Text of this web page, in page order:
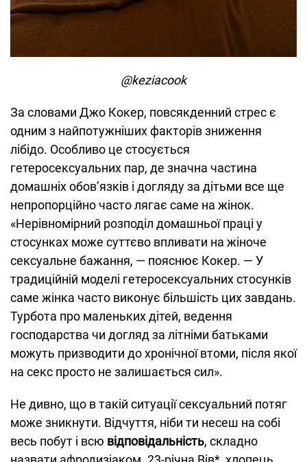
@keziacook
За словами Джо Кокер, повсякденний стрес є
одним з найпотужніших факторів зниження
лібідо. Особливо це стосується
гетеросексуальних пар, де значна частина
домашніх обов’язків і догляду за дітьми все ще
непропорційно часто лягає саме на жінок.
«Нерівномірний розподіл домашньої праці у
стосунках може суттєво впливати на жіноче
сексуальне бажання, — пояснює Кокер. — У
традиційній моделі гетеросексуальних стосунків
саме жінка часто виконує більшість цих завдань.
Турбота про маленьких дітей, ведення
господарства чи догляд за літніми батьками
можуть призводити до хронічної втоми, після якої
на секс просто не залишається сил».
Не дивно, що в такій ситуації сексуальний потяг
може зникнути. Відчуття, ніби ти несеш на собі
весь побут і всю відповідальність, складно